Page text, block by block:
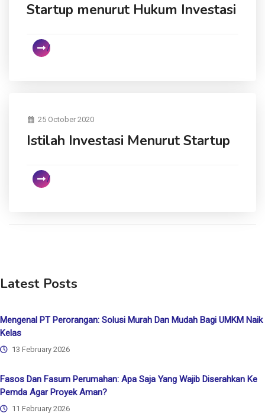
Startup menurut Hukum Investasi
25 October 2020
Istilah Investasi Menurut Startup
Latest Posts
Mengenal PT Perorangan: Solusi Murah Dan Mudah Bagi UMKM Naik
Kelas
13 February 2026
Fasos Dan Fasum Perumahan: Apa Saja Yang Wajib Diserahkan Ke
Pemda Agar Proyek Aman?
11 February 2026